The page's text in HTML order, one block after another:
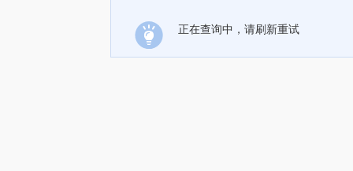
正在查询中，请刷新重试